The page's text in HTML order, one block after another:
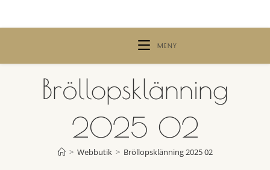
MENY
Bröllopsklänning
2025 02
> Webbutik > Bröllopsklänning 2025 02